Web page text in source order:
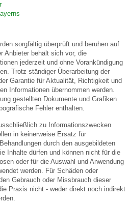
sorgfältig überprüft und beruhen auf
Anbieter behält sich vor, die
jederzeit und ohne Vorankündigung
Trotz ständiger Überarbeitung der
Garantie für Aktualität, Richtigkeit und
Informationen übernommen werden.
gestellten Dokumente und Grafiken
Fehler enthalten.
zu Informationszwecken
in keinerweise Ersatz für
durch den ausgebildeten
Inhalte dürfen und können nicht für die
oder für die Auswahl und Anwendung
werden. Für Schäden oder
Gebrauch oder Missbrauch dieser
Praxis nicht - weder direkt noch indirekt